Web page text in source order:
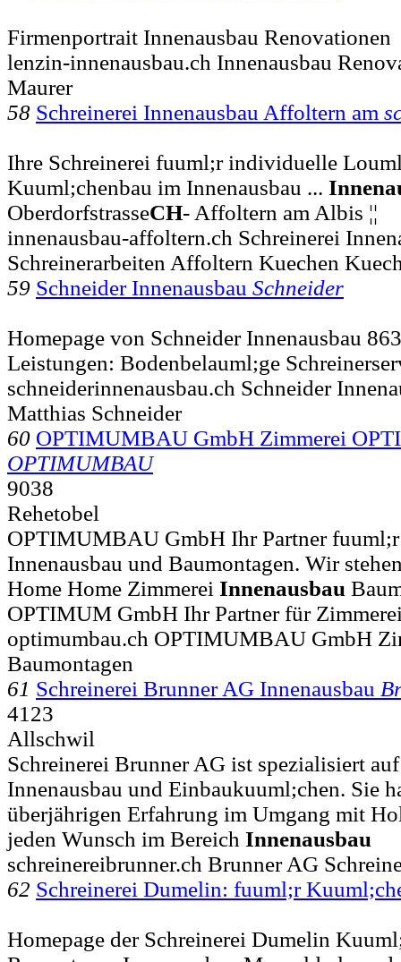
Firmenportrait Innenausbau Renovationen
lenzin-innenausbau.ch Innenausbau
Maurer
58 Schreinerei Innenausbau Affoltern am
Ihre Schreinerei fuuml;r individuelle
Kuuml;chenbau im Innenausbau ...
OberdorfstrasseCH- Affoltern am Albis ¦¦
innenausbau-affoltern.ch Schreinerei
Schreinerarbeiten Affoltern Kuechen
59 Schneider Innenausbau Schneider
Homepage von Schneider Innenausbau
Leistungen: Bodenbelauml;ge
schneiderinnenausbau.ch Schneider
Matthias Schneider
60 OPTIMUMBAU GmbH Zimmerei
OPTIMUMBAU
9038
Rehetobel
OPTIMUMBAU GmbH Ihr Partner
Innenausbau und Baumontagen. Wir
Home Home Zimmerei Innenausbau
OPTIMUM GmbH Ihr Partner für
optimumbau.ch OPTIMUMBAU GmbH
Baumontagen
61 Schreinerei Brunner AG Innenausbau
4123
Allschwil
Schreinerei Brunner AG ist spezialisiert
Innenausbau und Einbaukuuml;chen. Sie
überjährigen Erfahrung im Umgang mit
jeden Wunsch im Bereich Innenausbau
schreinereibrunner.ch Brunner AG
62 Schreinerei Dumelin: fuuml;r
Homepage der Schreinerei Dumelin